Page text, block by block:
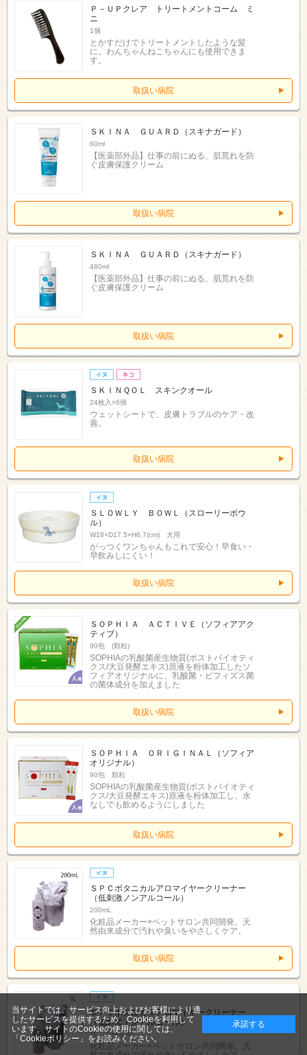
Ｐ－ＵＰクレア トリートメントコーム ミ
ニ
1個
とかすだけでトリートメントしたような髪
に。わんちゃんねこちゃんにも使用できま
す。
取扱い病院
ＳＫＩＮＡ ＧＵＡＲＤ（スキナガード）
60ml
【医薬部外品】仕事の前にぬる、肌荒れを防
ぐ皮膚保護クリーム
取扱い病院
ＳＫＩＮＡ ＧＵＡＲＤ（スキナガード）
480ml
【医薬部外品】仕事の前にぬる、肌荒れを防
ぐ皮膚保護クリーム
取扱い病院
ＳＫＩＮＱＯＬ スキンクオール
24枚入×6個
ウェットシートで、皮膚トラブルのケア・改
善。
取扱い病院
ＳＬＯＷＬＹ ＢＯＷＬ（スローリーボウ
ル）
W18×D17.5×H6.7(cm) 犬用
がっつくワンちゃんもこれで安心！早食い・
早飲みしにくい！
取扱い病院
ＳＯＰＨＩＡ ＡＣＴＩＶＥ（ソフィアアク
ティブ）
90包 (顆粒)
SOPHIAの乳酸菌産生物質(ポストバイオティ
クス/大豆発酵エキス)原液を粉体加工したソ
フィアオリジナルに、乳酸菌・ビフィズス菌
の菌体成分を加えました
取扱い病院
ＳＯＰＨＩＡ ＯＲＩＧＩＮＡＬ（ソフィア
オリジナル）
90包 顆粒
SOPHIAの乳酸菌産生物質(ポストバイオティ
クス/大豆発酵エキス)原液を粉体加工し、水
なしでも飲めるようにしました
取扱い病院
ＳＰＣボタニカルアロマイヤークリーナー
（低刺激ノンアルコール）
200mL
化粧品メーカー×ペットサロン共同開発。天
然由来成分で汚れや臭いをやさしくケア。
取扱い病院
ＳＰＣボタニカルアロマイヤークリーナー
（低刺激ノンアルコール）
1L 詰替え用
化粧品メーカー×ペットサロン共同開発。天
当サイトでは、サービス向上およびお客様により適
したサービスを提供するため、Cookieを利用して
います。サイトのCookieの使用に関しては、
「Cookieポリシー」 をお読みください。
承諾する